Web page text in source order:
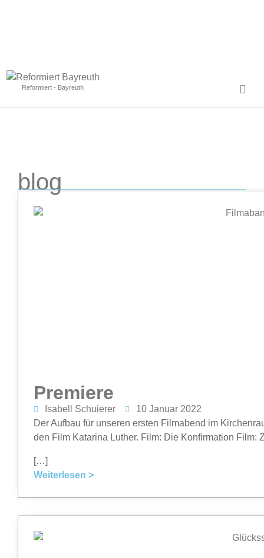
Reformiert - Bayreuth
blog
Premiere
Isabell Schuierer
10 Januar 2022
Der Aufbau für unseren ersten Filmabend im
den Film Katarina Luther. Film: Die Konfirmation
[…]
Weiterlesen >